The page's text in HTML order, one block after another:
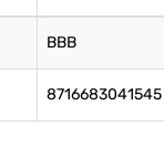
BBB
8716683041545